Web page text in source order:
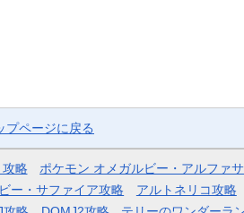
プページに戻る
略 ポケモン オメガルビー・アルファ
ー・サファイア攻略 アルトネリコ攻略